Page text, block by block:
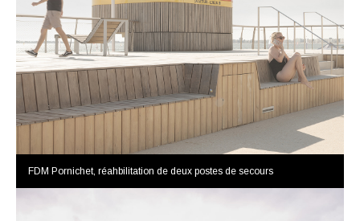
FDM Pornichet, réahbilitation de deux postes de secours